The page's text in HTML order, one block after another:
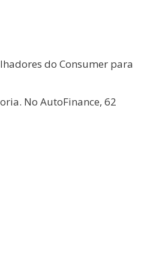
do Consumer para
No AutoFinance, 62